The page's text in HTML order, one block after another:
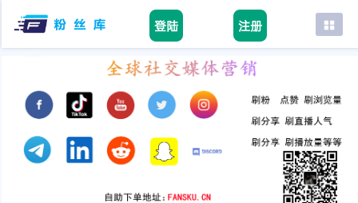
登陆 注册
首页
tiktok
youtube